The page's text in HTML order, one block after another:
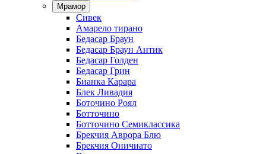
Мрамор
Сивек
Амарело тирано
Бедасар Браун
Бедасар Браун Антик
Бедасар Голден
Бедасар Грин
Бианка Карара
Блек Ливадия
Боточино Роял
Ботточино
Ботточино Семиклассика
Брекчия Аврора Блю
Брекчия Оничиато